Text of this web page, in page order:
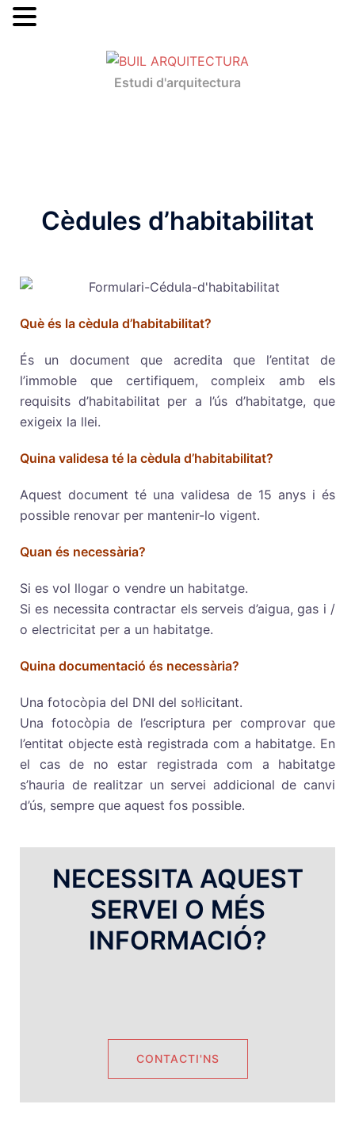
Estudi d'arquitectura
Cèdules d’habitabilitat
Què és la cèdula d’habitabilitat?
És un document que acredita que l’entitat de
l’immoble que certifiquem, compleix amb els
requisits d’habitabilitat per a l’ús d’habitatge, que
exigeix la llei.
Quina validesa té la cèdula d’habitabilitat?
Aquest document té una validesa de 15 anys i és
possible renovar per mantenir-lo vigent.
Quan és necessària?
Si es vol llogar o vendre un habitatge.
Si es necessita contractar els serveis d’aigua, gas i /
o electricitat per a un habitatge.
Quina documentació és necessària?
Una fotocòpia del DNI del sol·licitant.
Una fotocòpia de l’escriptura per comprovar que
l’entitat objecte està registrada com a habitatge. En
el cas de no estar registrada com a habitatge
s’hauria de realitzar un servei addicional de canvi
d’ús, sempre que aquest fos possible.
NECESSITA AQUEST
SERVEI O MÉS
INFORMACIÓ?
CONTACTI'NS